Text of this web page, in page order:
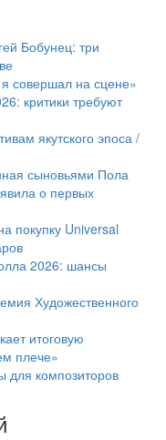
Бобунец: три
совершал на сцене»
критики требуют
якутского эпоса /
сыновьями Пола
о первых
покупку Universal
2026: шансы
Художественного
итоговую
плече»
для композиторов